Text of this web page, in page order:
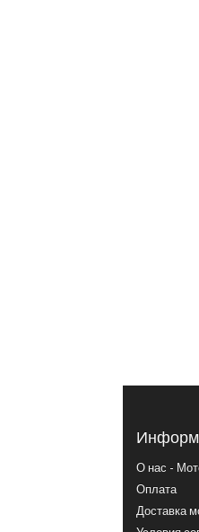
О нас -
Оплата
Доставка